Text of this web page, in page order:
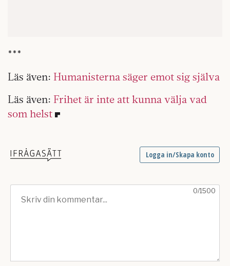
***
Läs även: Humanisterna säger emot sig själva
Läs även: Frihet är inte att kunna välja vad
som helst